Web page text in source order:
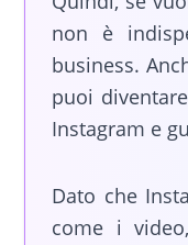
non è
business.
puoi
Instagram e
Dato che
come i